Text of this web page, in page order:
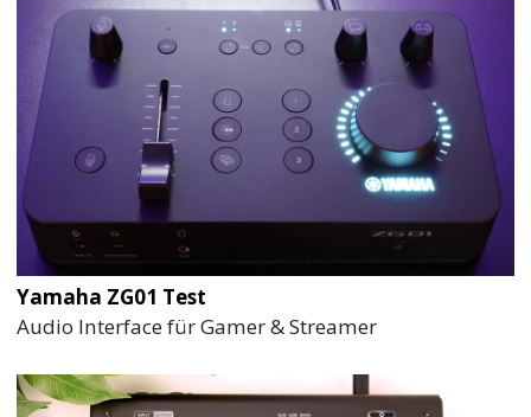
Yamaha ZG01 Test
Audio Interface für Gamer & Streamer